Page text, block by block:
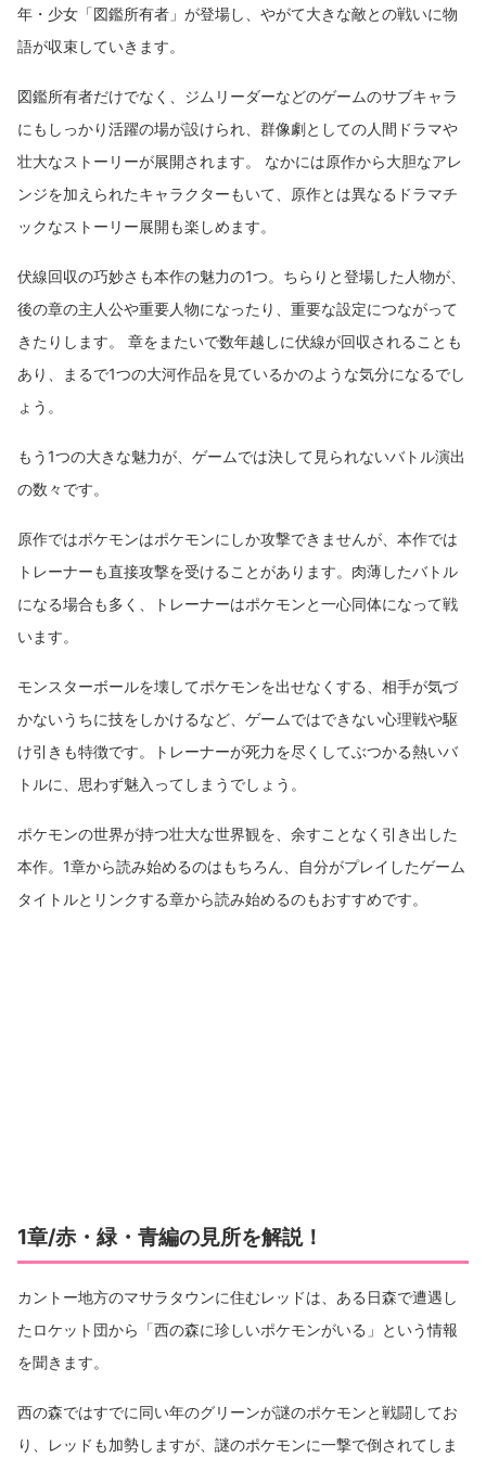
年・少女「図鑑所有者」が登場し、やがて大きな敵との戦いに物
語が収束していきます。
図鑑所有者だけでなく、ジムリーダーなどのゲームのサブキャラ
にもしっかり活躍の場が設けられ、群像劇としての人間ドラマや
壮大なストーリーが展開されます。 なかには原作から大胆なアレ
ンジを加えられたキャラクターもいて、原作とは異なるドラマチ
ックなストーリー展開も楽しめます。
伏線回収の巧妙さも本作の魅力の1つ。ちらりと登場した人物が、
後の章の主人公や重要人物になったり、重要な設定につながって
きたりします。 章をまたいで数年越しに伏線が回収されることも
あり、まるで1つの大河作品を見ているかのような気分になるでし
ょう。
もう1つの大きな魅力が、ゲームでは決して見られないバトル演出
の数々です。
原作ではポケモンはポケモンにしか攻撃できませんが、本作では
トレーナーも直接攻撃を受けることがあります。肉薄したバトル
になる場合も多く、トレーナーはポケモンと一心同体になって戦
います。
モンスターボールを壊してポケモンを出せなくする、相手が気づ
かないうちに技をしかけるなど、ゲームではできない心理戦や駆
け引きも特徴です。トレーナーが死力を尽くしてぶつかる熱いバ
トルに、思わず魅入ってしまうでしょう。
ポケモンの世界が持つ壮大な世界観を、余すことなく引き出した
本作。1章から読み始めるのはもちろん、自分がプレイしたゲーム
タイトルとリンクする章から読み始めるのもおすすめです。
1章/赤・緑・青編の見所を解説！
カントー地方のマサラタウンに住むレッドは、ある日森で遭遇し
たロケット団から「西の森に珍しいポケモンがいる」という情報
を聞きます。
西の森ではすでに同い年のグリーンが謎のポケモンと戦闘してお
り、レッドも加勢しますが、謎のポケモンに一撃で倒されてしま